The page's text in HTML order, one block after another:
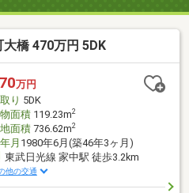
橋 470万円 5DK
万円
り 5DK
面積119.23m2
面積736.62m2
月 1980年6月(築46年3ヶ月)
東武日光線 家中駅 徒歩3.2km
他の交通